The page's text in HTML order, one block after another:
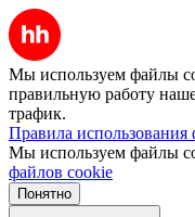
Мы используем файлы
правильную работу
трафик.
Правила использования
Мы используем файлы
файлов cookie
Понятно